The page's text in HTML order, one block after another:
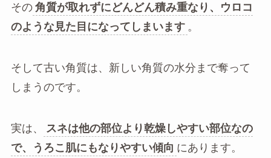
その 角質が取れずにどんどん積み重なり、ウロコ
のような見た目になってしまいます 。
そして古い角質は、新しい角質の水分まで奪って
しまうのです。
実は、
スネは他の部位より乾燥しやすい部位なの
で、うろこ肌にもなりやすい傾向 にあります。